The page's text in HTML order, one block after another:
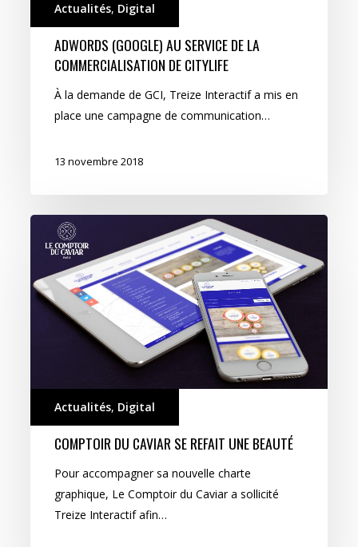
Actualités, Digital
ADWORDS (GOOGLE) AU SERVICE DE LA
COMMERCIALISATION DE CITYLIFE
À la demande de GCI, Treize Interactif a mis en
place une campagne de communication…
13 novembre 2018
Comptoir
se
refait
Actualités, Digital
COMPTOIR DU CAVIAR SE REFAIT UNE BEAUTÉ
Pour accompagner sa nouvelle charte
graphique, Le Comptoir du Caviar a sollicité
Treize Interactif afin…